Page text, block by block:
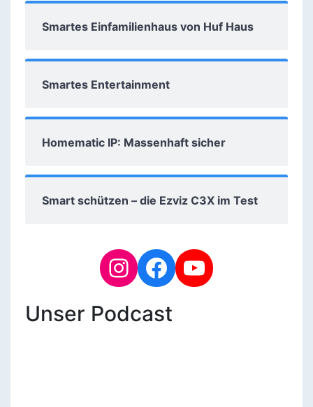
Smartes Einfamilienhaus von Huf Haus
Smartes Entertainment
Homematic IP: Massenhaft sicher
Smart schützen – die Ezviz C3X im Test
Unser Podcast